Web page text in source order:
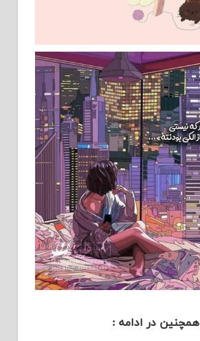
همچنین در ادامه :